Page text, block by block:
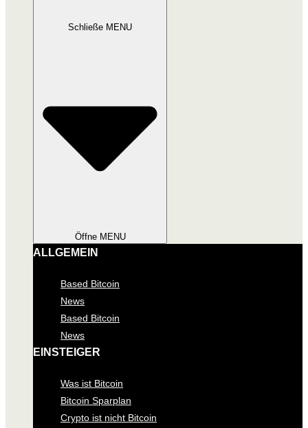
Schließe MENU
Öffne MENU
ALLGEMEIN
Based Bitcoin
News
Based Bitcoin
News
EINSTEIGER
Was ist Bitcoin
Bitcoin Sparplan
Crypto ist nicht Bitcoin